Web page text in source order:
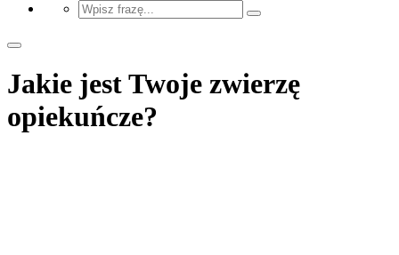
Jakie jest Twoje zwierzę
opiekuńcze?